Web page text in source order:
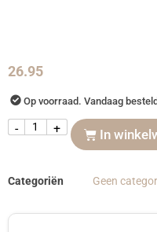
26.95
Op voorraad. Vandaag
- + In
Categoriën Geen